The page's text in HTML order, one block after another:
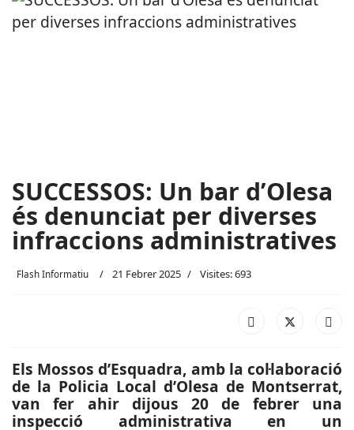
SUCCESSOS: Un bar d’Olesa
és denunciat per diverses
infraccions administratives
Flash Informatiu 21 Febrer 2025 Visites: 693
Els Mossos d’Esquadra, amb la col·laboració
de la Policia Local d’Olesa de Montserrat,
van fer ahir dijous 20 de febrer una
inspecció administrativa en un